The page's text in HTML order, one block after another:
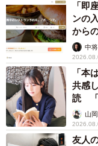
「即
ンの
から
中
「本
共感
読 「
山
友人